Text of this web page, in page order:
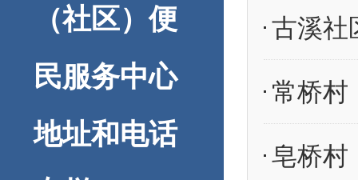
（社区）便
民服务中心
地址和电话
古溪社
常桥村
皂桥村